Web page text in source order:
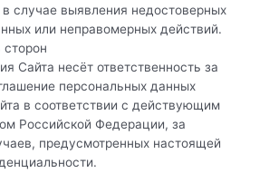
случае выявления недостоверных
или неправомерных действий.
сторон
Сайта несёт ответственность за
персональных данных
в соответствии с действующим
Российской Федерации, за
предусмотренных настоящей